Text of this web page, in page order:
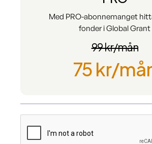
Med PRO-abonnemanget
fonder i Global Grant
99 kr/mån
75 kr/